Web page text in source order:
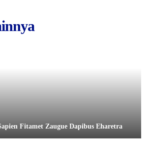
Fitamet Zaugue Dapibus Eharetra